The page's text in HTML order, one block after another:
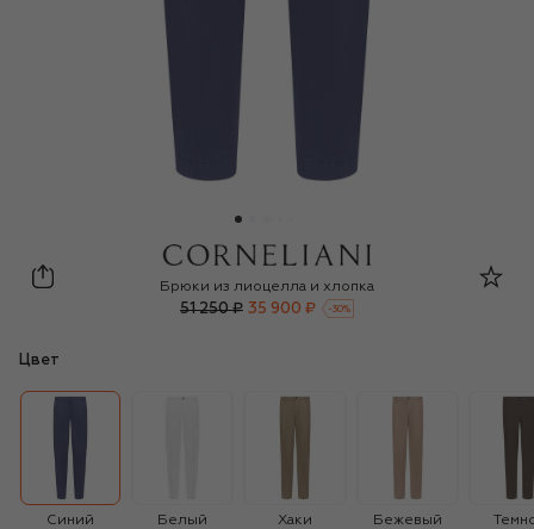
Corneliani
Брюки из лиоцелла и хлопка
51 250 ₽ 35 900 ₽ -30%
Цвет
Синий Белый Хаки Бежевый